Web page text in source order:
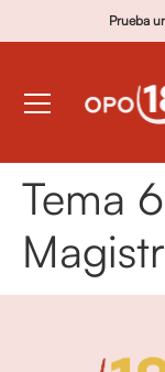
Prueba
Tema